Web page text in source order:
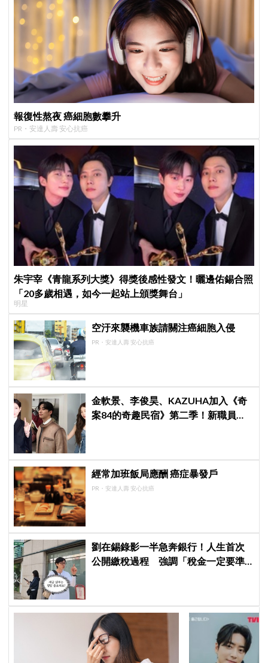
報復性熬夜 癌細胞數攀升
PR・安達人壽 安心抗癌
朱宇宰《青龍系列大獎》得獎後感性發文！曬邊佑錫合照
「20多歲相遇，如今一起站上頒獎舞台」
明星
空汙來襲機車族請關注癌細胞入侵
PR・安達人壽 安心抗癌
金軟景、李俊昊、KAZUHA加入《奇
案84的奇趣民宿》第二季！新職員曝
經常加班飯局應酬 癌症暴發戶
PR・安達人壽 安心抗癌
劉在錫錄影一半急奔銀行！人生首次
公開繳稅過程 強調「稅金一定要準